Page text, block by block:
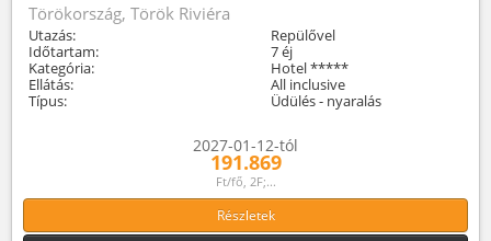
Törökország, Török Riviéra
Utazás:
Repülővel
Időtartam:
7 éj
Kategória:
Hotel *****
Ellátás:
All inclusive
Típus:
Üdülés - nyaralás
2027-01-12-tól
191.869
Ft/fő, 2F;...
Részletek